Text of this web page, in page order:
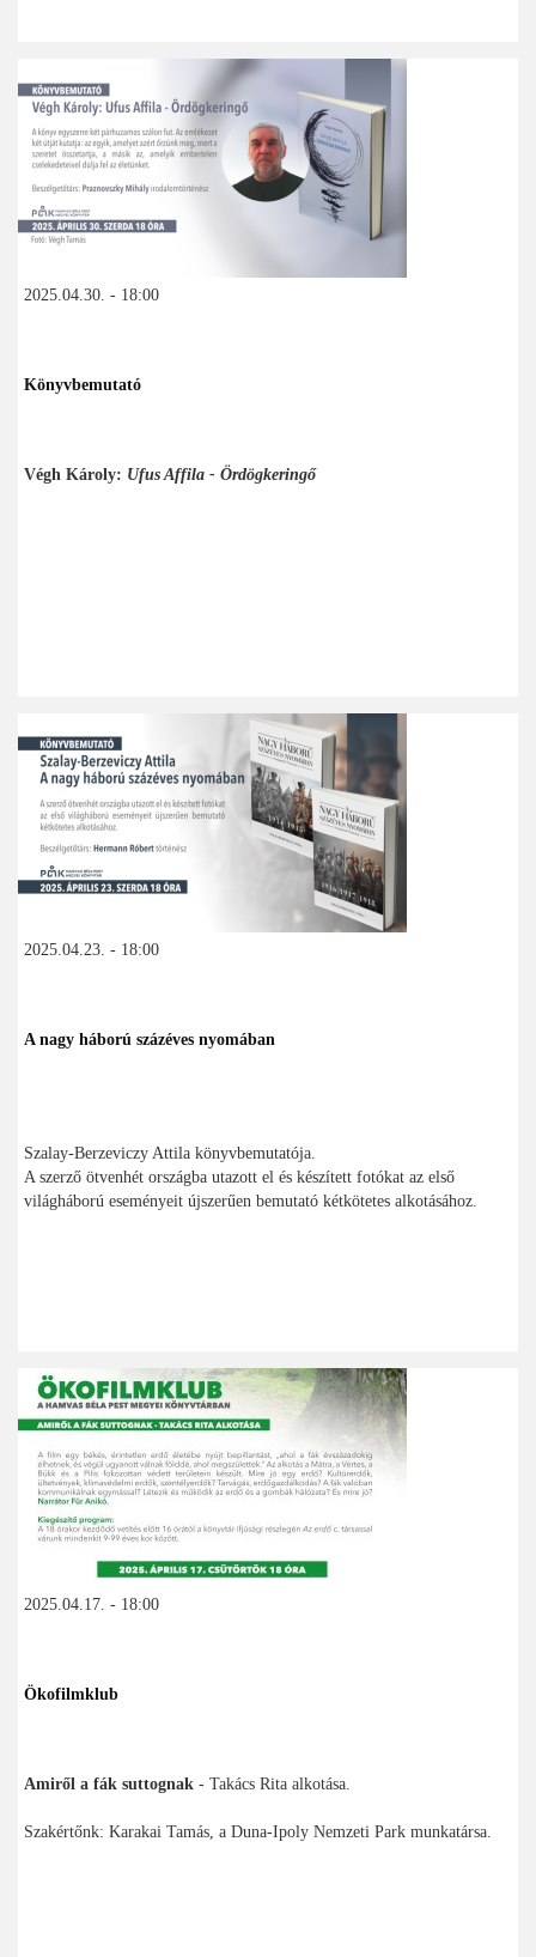
2025.04.30. - 18:00
Könyvbemutató
Végh Károly: Ufus Affila - Ördögkeringő
2025.04.23. - 18:00
A nagy háború százéves nyomában
Szalay-Berzeviczy Attila könyvbemutatója.
A szerző ötvenhét országba utazott el és készített fotókat az első
világháború eseményeit újszerűen bemutató kétkötetes alkotásához.
2025.04.17. - 18:00
Ökofilmklub
Amiről a fák suttognak - Takács Rita alkotása.
Szakértőnk: Karakai Tamás, a Duna-Ipoly Nemzeti Park munkatársa.